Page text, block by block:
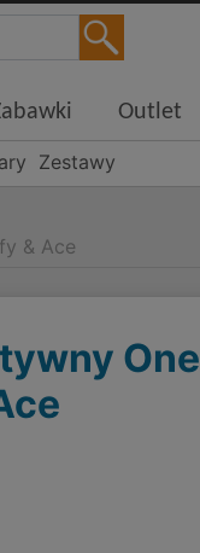
Outlet
Zestawy
& Ace
One